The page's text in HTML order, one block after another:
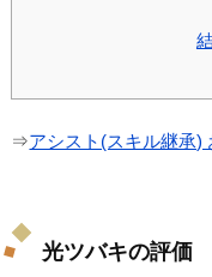
⇒アシスト(スキル継承)
光ツバキの評価